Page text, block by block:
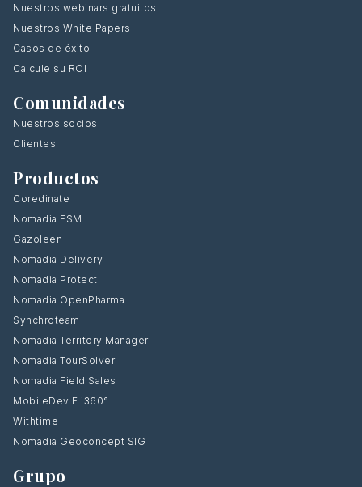
Nuestros webinars gratuitos
Nuestros White Papers
Casos de éxito
Calcule su ROI
Comunidades
Nuestros socios
Clientes
Productos
Coredinate
Nomadia FSM
Gazoleen
Nomadia Delivery
Nomadia Protect
Nomadia OpenPharma
Synchroteam
Nomadia Territory Manager
Nomadia TourSolver
Nomadia Field Sales
MobileDev F.i360°
Withtime
Nomadia Geoconcept SIG
Grupo